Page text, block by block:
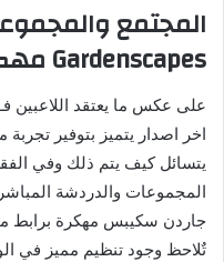
المجتمع
Gardenscapes مهكرة اخر اصدار مجانا
اخر اصدار يتميز بتوفير تجربة
يتسائل كيف يتم ذلك وفي
المجموعات والدردشة
جاردن سكيبس مهكرة برابط
تٌلاحظ وجود تنظيم مميز في